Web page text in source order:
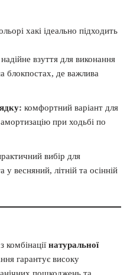
хакі ідеально підходить
надійне взуття для виконання
блокпостах, де важлива
комфортний варіант для
при ходьбі по
вибір для
у весняний, літній та осінній
комбінації натуральної
гарантує високу